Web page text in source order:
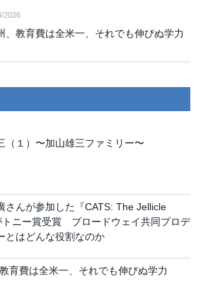
2026
、教育費は全米一、それでも伸びぬ学力
（１）〜加山雄三ファミリー〜
さんが参加した『CATS: The Jellicle
トニー賞受賞 ブロードウェイ共同プロデ
とはどんな役割なのか
育費は全米一、それでも伸びぬ学力